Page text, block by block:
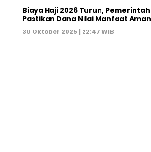
Biaya Haji 2026 Turun, Pemerintah
Pastikan Dana Nilai Manfaat Aman
30 Oktober 2025 | 22:47 WIB